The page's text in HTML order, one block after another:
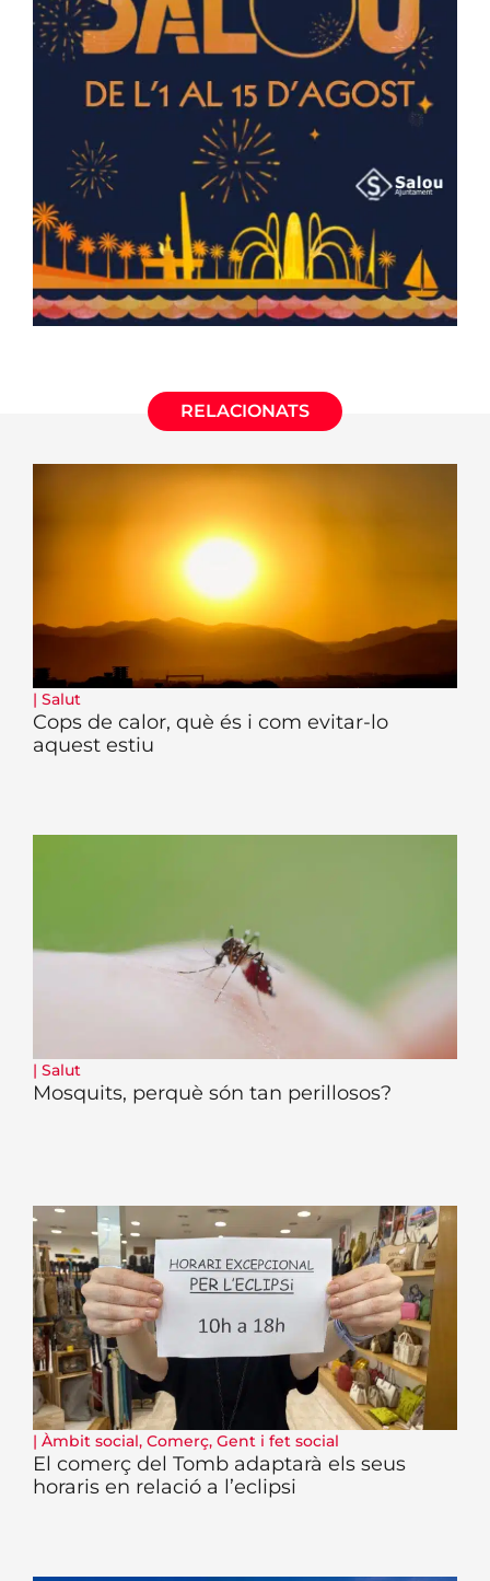
RELACIONATS
| Salut
Cops de calor, què és i com evitar-lo
aquest estiu
| Salut
Mosquits, perquè són tan perillosos?
| Àmbit social, Comerç, Gent i fet social
El comerç del Tomb adaptarà els seus
horaris en relació a l’eclipsi